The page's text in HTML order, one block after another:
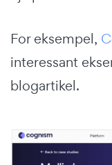
For eksempel,
interessant
blogartikel.